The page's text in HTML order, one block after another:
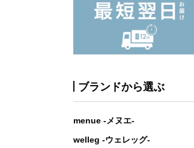
ブランドから選ぶ
menue -メヌエ-
welleg -ウェレッグ-